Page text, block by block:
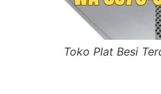
Toko Plat Besi